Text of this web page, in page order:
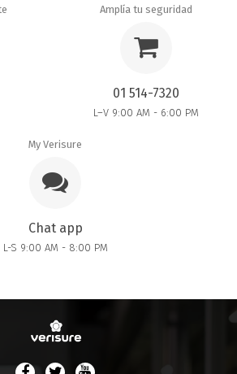
Amplía tu seguridad
01 514-7320
L–V 9:00 AM - 6:00 PM
My Verisure
Chat app
L-S 9:00 AM - 8:00 PM